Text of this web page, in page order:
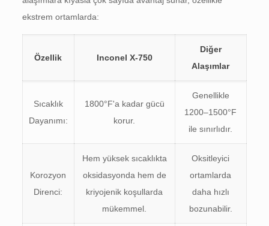
ekstrem ortamlarda:
Özellik Inconel X-750
Diğer
Alaşımlar
Sıcaklık
Dayanımı:
1800°F'a kadar gücü
korur.
Genellikle
1200–1500°F
ile sınırlıdır.
Korozyon
Direnci:
Hem yüksek sıcaklıkta
oksidasyonda hem de
kriyojenik koşullarda
mükemmel.
Oksitleyici
ortamlarda
daha hızlı
bozunabilir.